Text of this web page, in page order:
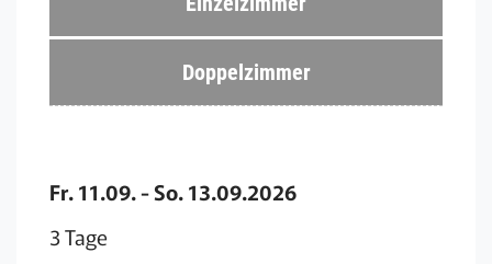
Doppelzimmer
Fr. 11.09. - So. 13.09.2026
3 Tage